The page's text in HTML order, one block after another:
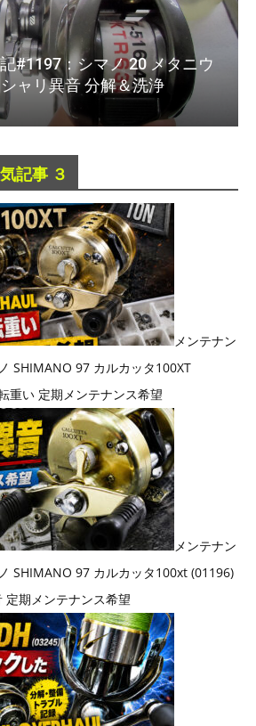
#1197：シマノ 20 メタニウ
ャリ異音 分解＆洗浄
記事 ３
メンテナン
SHIMANO 97 カルカッタ100XT
重い 定期メンテナンス希望
メンテナン
SHIMANO 97 カルカッタ100xt (01196)
定期メンテナンス希望